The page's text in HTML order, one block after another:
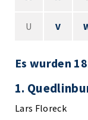
U V
Es wurden
1.
Lars Floreck